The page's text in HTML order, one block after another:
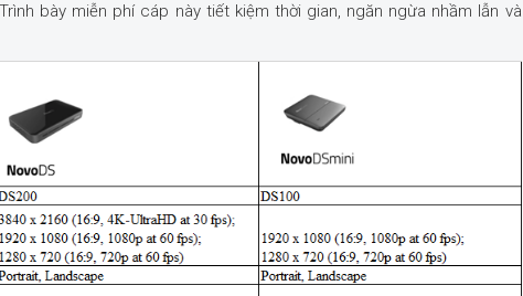
bày miễn phí cáp này tiết kiệm thời gian, ngăn ngừa nhầm lẫn và